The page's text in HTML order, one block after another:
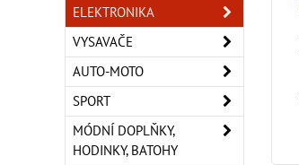
ELEKTRONIKA
VYSAVAČE
AUTO-MOTO
SPORT
MÓDNÍ DOPLŇKY,
HODINKY, BATOHY